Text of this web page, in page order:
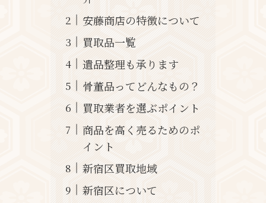
安藤商店の特徴について
買取品一覧
遺品整理も承ります
骨董品ってどんなもの？
買取業者を選ぶポイント
商品を高く売るためのポ
イント
新宿区買取地域
新宿区について